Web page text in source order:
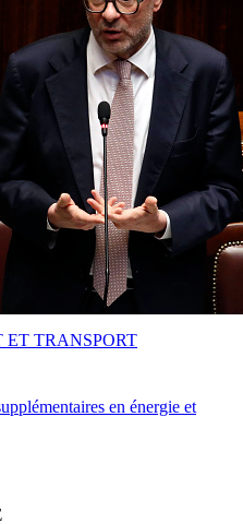
en énergie et
TRANSPORT